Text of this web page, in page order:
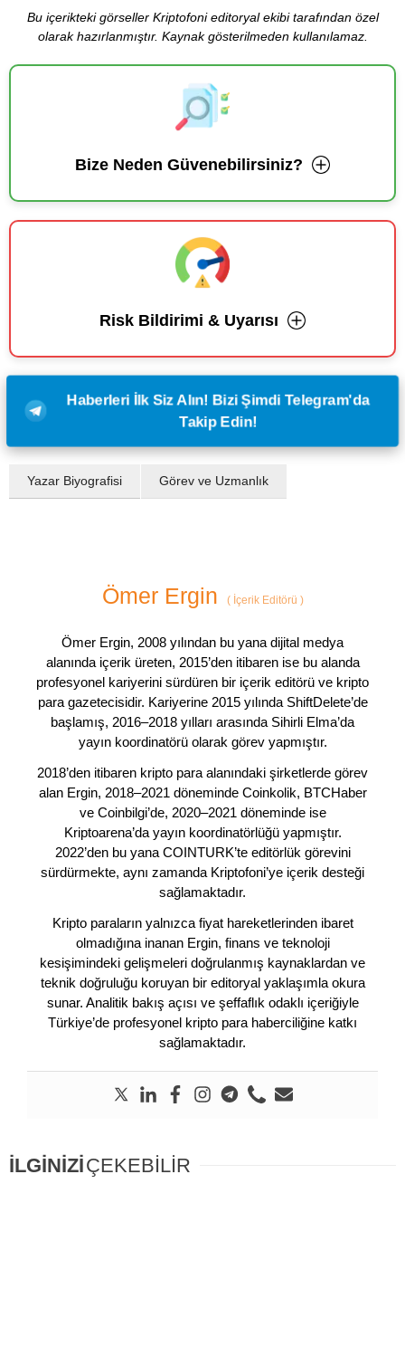
Bu içerikteki görseller Kriptofoni editoryal ekibi tarafından özel
olarak hazırlanmıştır. Kaynak gösterilmeden kullanılamaz.
Bize Neden Güvenebilirsiniz?
Risk Bildirimi & Uyarısı
Haberleri İlk Siz Alın! Bizi Şimdi Telegram'da
Takip Edin!
Yazar Biyografisi Görev ve Uzmanlık
Ömer Ergin (İçerik Editörü )
Ömer Ergin, 2008 yılından bu yana dijital medya
alanında içerik üreten, 2015’den itibaren ise bu alanda
profesyonel kariyerini sürdüren bir içerik editörü ve kripto
para gazetecisidir. Kariyerine 2015 yılında ShiftDelete’de
başlamış, 2016–2018 yılları arasında Sihirli Elma’da
yayın koordinatörü olarak görev yapmıştır.
2018’den itibaren kripto para alanındaki şirketlerde görev
alan Ergin, 2018–2021 döneminde Coinkolik, BTCHaber
ve Coinbilgi’de, 2020–2021 döneminde ise
Kriptoarena’da yayın koordinatörlüğü yapmıştır.
2022’den bu yana COINTURK’te editörlük görevini
sürdürmekte, aynı zamanda Kriptofoni’ye içerik desteği
sağlamaktadır.
Kripto paraların yalnızca fiyat hareketlerinden ibaret
olmadığına inanan Ergin, finans ve teknoloji
kesişimindeki gelişmeleri doğrulanmış kaynaklardan ve
teknik doğruluğu koruyan bir editoryal yaklaşımla okura
sunar. Analitik bakış açısı ve şeffaflık odaklı içeriğiyle
Türkiye’de profesyonel kripto para haberciliğine katkı
sağlamaktadır.
İLGİNİZİÇEKEBİLİR